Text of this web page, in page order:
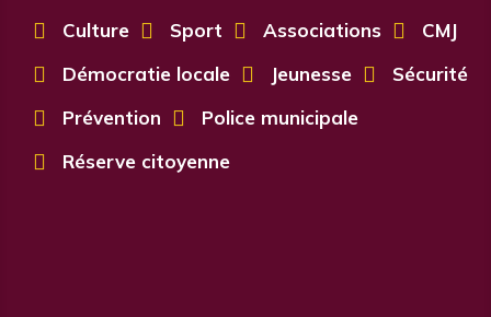
 Culture  Sport  Associations  CMJ
 Démocratie locale  Jeunesse  Sécurité
 Prévention  Police municipale
 Réserve citoyenne